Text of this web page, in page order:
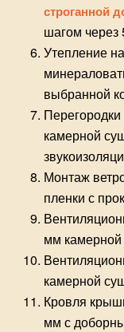
строганной
шагом через
Утепление
выбранной
камерной
Монтаж
пленки с
мм камерной
камерной
Кровля
мм с